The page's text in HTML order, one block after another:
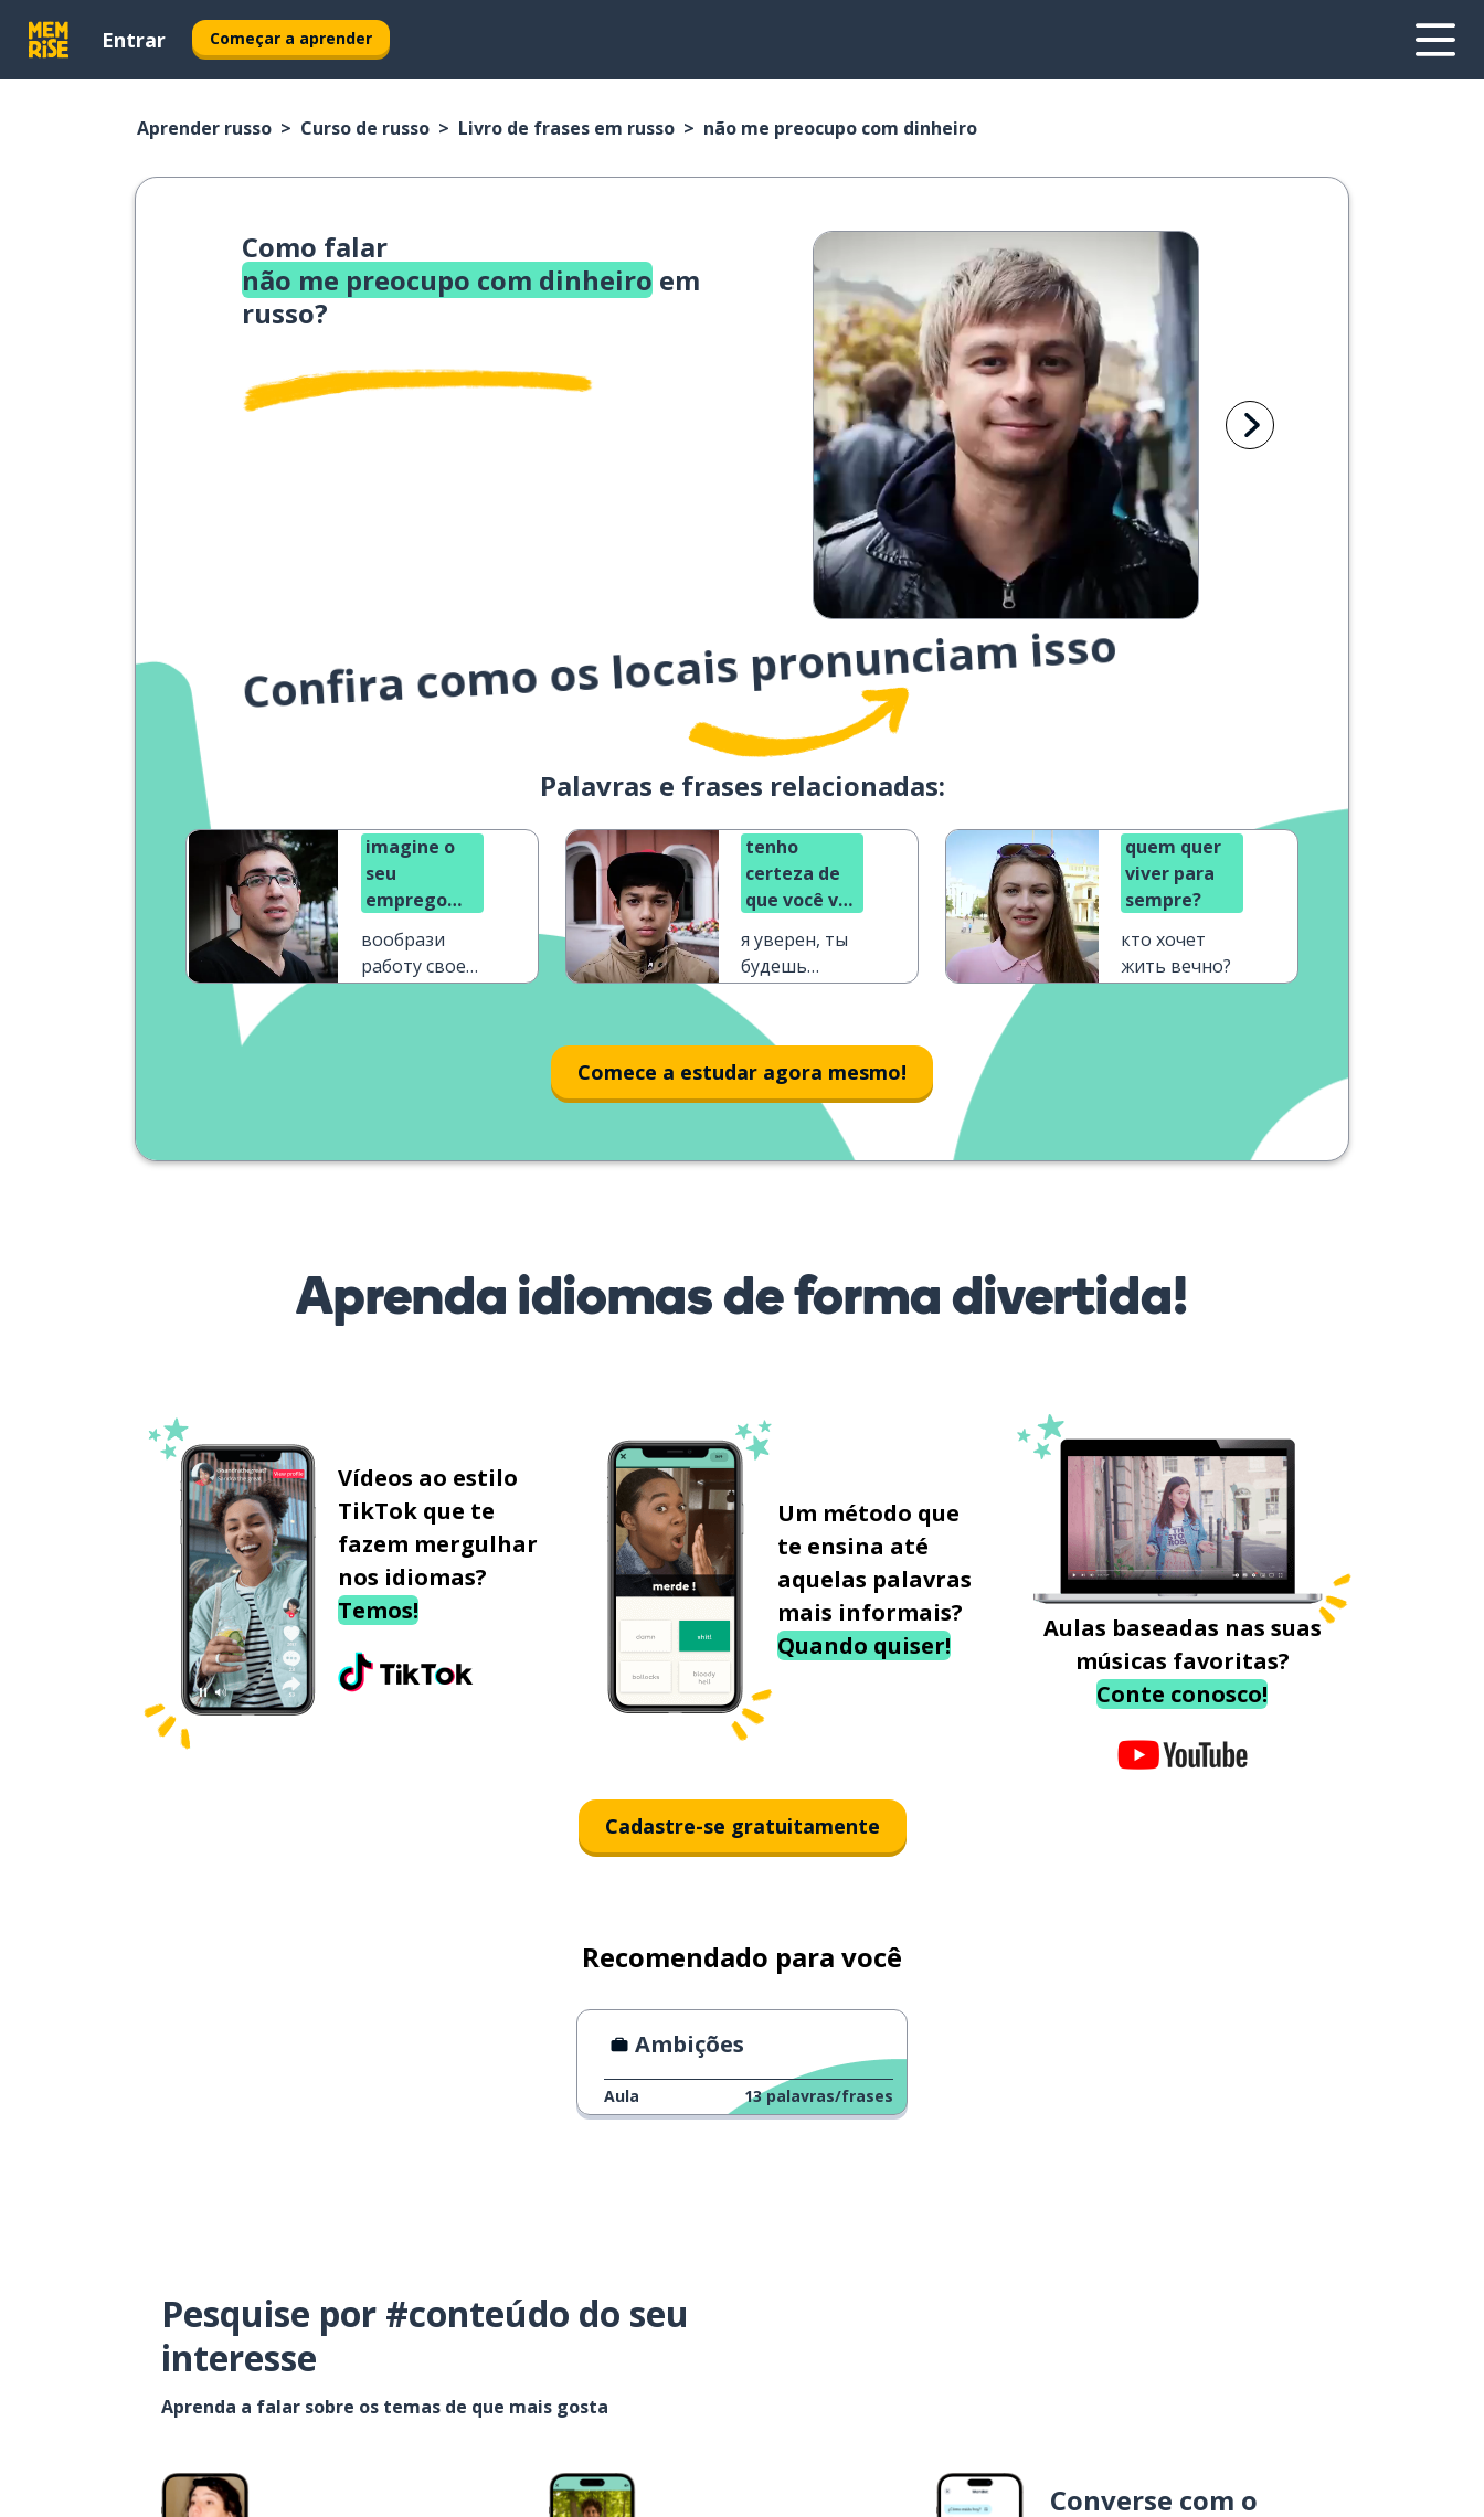
Entrar Começar a aprender
Aprender russo Curso de russo Livro de frases em russo não me preocupo com dinheiro
Como falar
não me preocupo com dinheiro em
russo?
Confira como os locais pronunciam isso
Palavras e frases relacionadas:
imagine o
seu
emprego
dos sonhos
вообрази
работу своей
tenho
certeza de
que você vai
bem-
sucedido
я уверен, ты
будешь
успешным
quem quer
viver para
sempre?
кто хочет
жить вечно?
Comece a estudar agora mesmo!
Aprenda idiomas de forma divertida!
Vídeos ao estilo
TikTok que te
fazem mergulhar
nos idiomas?
Temos!
Um método que
te ensina até
aquelas palavras
mais informais?
Quando quiser!
Aulas baseadas nas suas
músicas favoritas?
Conte conosco!
Cadastre-se gratuitamente
Recomendado para você
Ambições
Aula 13 palavras/frases
Pesquise por #conteúdo do seu
interesse
Aprenda a falar sobre os temas de que mais gosta
Converse com o